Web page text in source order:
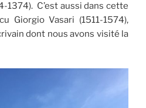
1374). C’est aussi dans cette
Giorgio Vasari (1511-1574),
dont nous avons visité la